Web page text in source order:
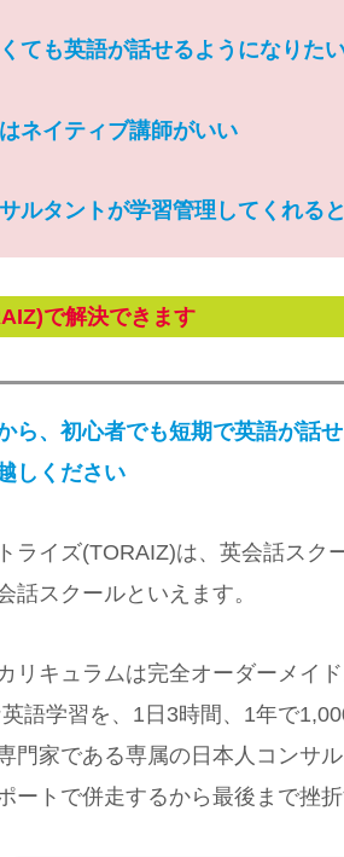
ても英語が話せるようになりた
ネイティブ講師がいい
ルタントが学習管理してくれる
で解決できます
ら、初心者でも短期で英語が話
しください
ライズ(TORAIZ)は、英会話スク
話スクールといえます。
リキュラムは完全オーダーメイ
英語学習を、1日3時間、1年で
門家である専属の日本人コンサ
ートで併走するから最後まで挫